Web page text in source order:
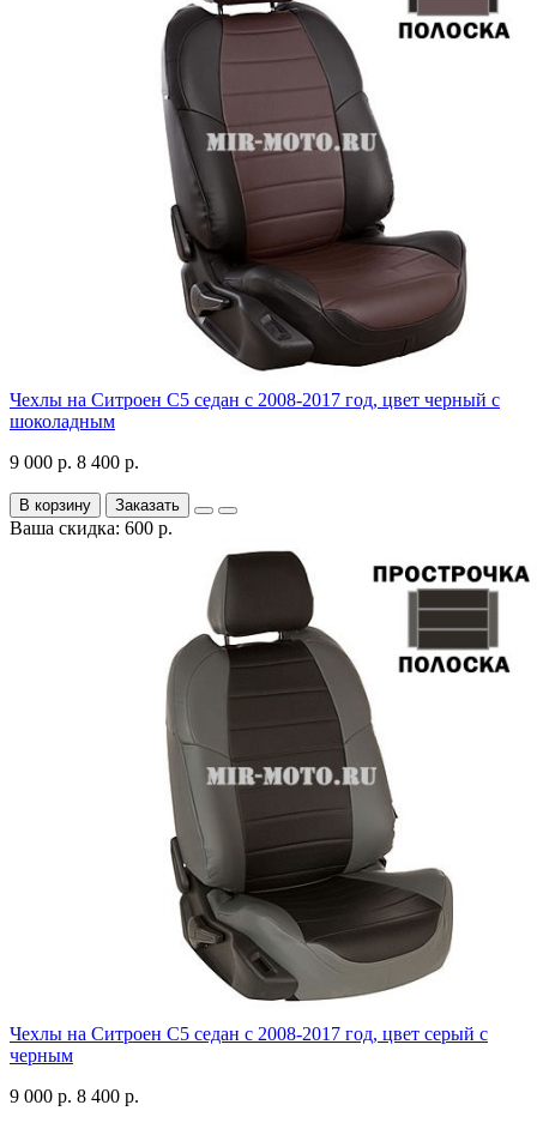
Чехлы на Ситроен С5 седан с 2008-2017 год, цвет черный с
шоколадным
9 000 р. 8 400 р.
В корзину Заказать
Ваша скидка: 600 р.
Чехлы на Ситроен С5 седан с 2008-2017 год, цвет серый с
черным
9 000 р. 8 400 р.